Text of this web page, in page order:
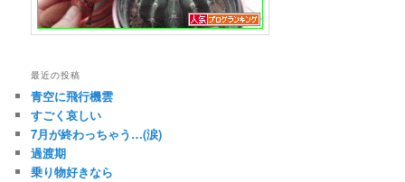
最近の投稿
青空に飛行機雲
すごく哀しい
7月が終わっちゃう…(涙)
過渡期
乗り物好きなら